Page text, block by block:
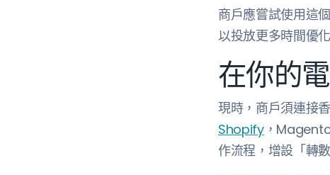
商戶應嘗試使用這
以投放更多時間優
在你的
現時，商戶須連接
Shopify，
作流程，增設「轉